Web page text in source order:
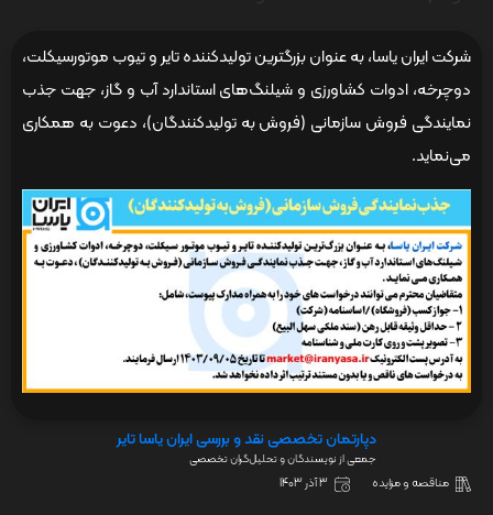
شرکت ایران یاسا، به عنوان بزرگترین تولیدکننده تایر و تیوب موتورسیکلت،
دوچرخه، ادوات کشاورزی و شیلنگ‌های استاندارد آب و گاز، جهت جذب
نمایندگی فروش سازمانی (فروش به تولیدکنندگان)، دعوت به همکاری
می‌نماید.
دپارتمان تخصصی نقد و بررسی ایران یاسا تایر
جمعی از نویسندگان و تحلیل‌گران تخصصی
مناقصه و مزایده 3 آذر 1403